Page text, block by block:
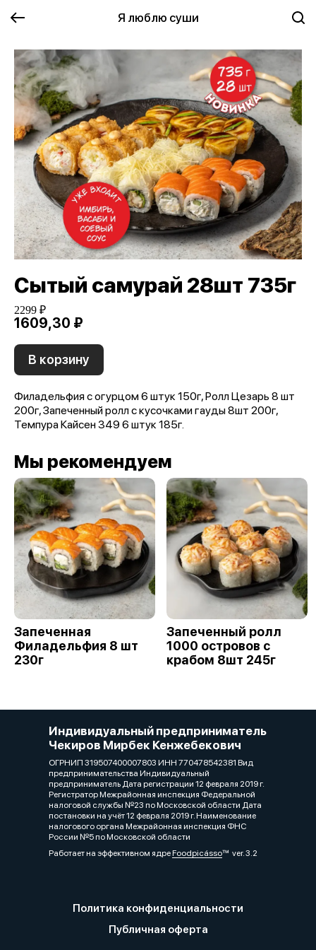
Я люблю суши
Сытый самурай 28шт 735г
2299 ₽
1609,30 ₽
В корзину
Филадельфия с огурцом 6 штук 150г, Ролл Цезарь 8 шт
200г, Запеченный ролл с кусочками гауды 8шт 200г,
Темпура Кайсен 349 6 штук 185г.
Мы рекомендуем
Запеченная
Филадельфия 8 шт
230г
Запеченный ролл
1000 островов с
крабом 8шт 245г
Индивидуальный предприниматель
Чекиров Мирбек Кенжебекович
ОГРНИП 319507400007803 ИНН 770478542381 Вид
предпринимательства Индивидуальный
предприниматель Дата регистрации 12 февраля 2019 г.
Регистратор Межрайонная инспекция Федеральной
налоговой службы №23 по Московской области Дата
постановки на учёт 12 февраля 2019 г. Наименование
налогового органа Межрайонная инспекция ФНС
России №5 по Московской области
Работает на эффективном ядреFoodpicássover. 3.2
Политика конфиденциальности
Публичная оферта